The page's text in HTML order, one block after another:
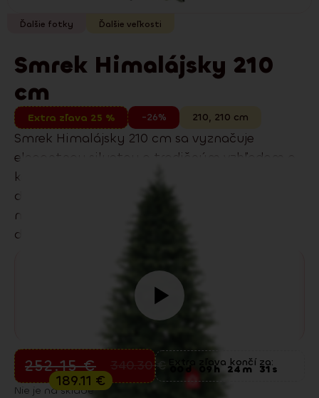
Ďalšie fotky Ďalšie veľkosti
Smrek Himalájsky 210
cm
Extra zľava 25 % -26% 210, 210 cm
Smrek Himalájsky 210 cm sa vyznačuje
elegantnou siluetou a tradičným vzhľadom a
kombináciou 3D PE a 2D PVC ihličia s
dvojfarebným efektom. Skvelo sa hodí do
moderných aj tradičných interiérov. Model
dlhodobo patrí medzi naše bestsellery.
189.11 €
340.30
252.15€ Extra zľava končí za:
d 09h 24 m 30 s
Nie je na sklade